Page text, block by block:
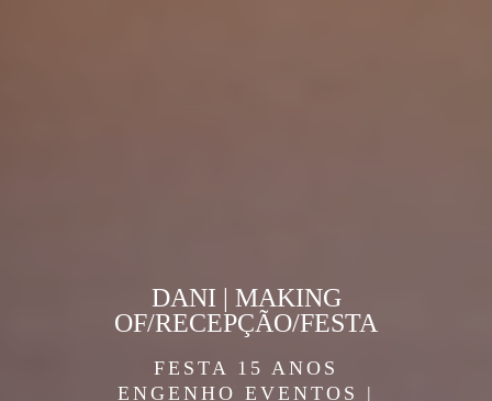
FESTA 15 ANOS
ENGENHO EVENTOS |
DANI | MAKING
OF/RECEPÇÃO/FESTA